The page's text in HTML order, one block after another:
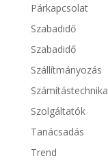
Párkapcsolat
Szabadidő
Szabadidő
Szállítmányozás
Számítástechnika
Szolgáltatók
Tanácsadás
Trend